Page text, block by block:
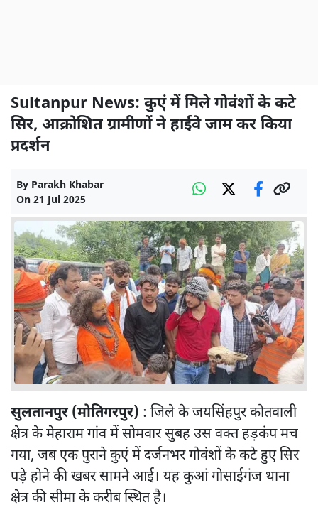
Sultanpur News: कुएं में मिले गोवंशों के कटे
सिर, आक्रोशित ग्रामीणों ने हाईवे जाम कर किया
प्रदर्शन
By Parakh Khabar
On 21 Jul 2025
सुलतानपुर (मोतिगरपुर) : जिले के जयसिंहपुर कोतवाली
क्षेत्र के मेहाराम गांव में सोमवार सुबह उस वक्त हड़कंप मच
गया, जब एक पुराने कुएं में दर्जनभर गोवंशों के कटे हुए सिर
पड़े होने की खबर सामने आई। यह कुआं गोसाईगंज थाना
क्षेत्र की सीमा के करीब स्थित है।